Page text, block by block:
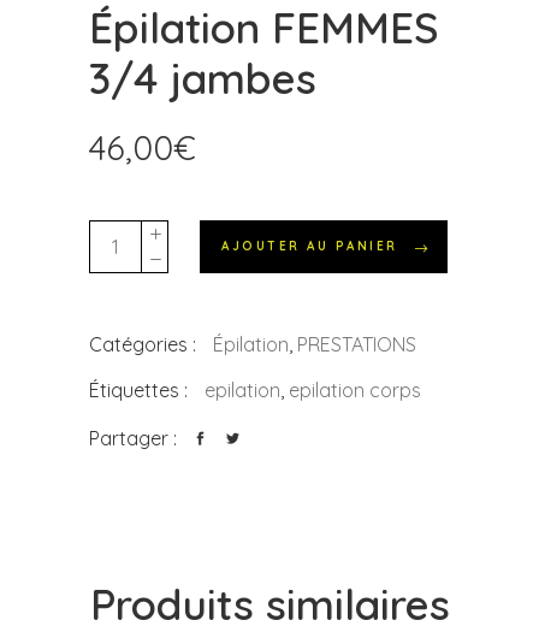
Épilation FEMMES
3/4 jambes
46,00€
Épilation
FEMMES
quantity
AJOUTER AU PANIER
Catégories : Épilation, PRESTATIONS
Étiquettes :
epilation, epilation corps
Partager :
Produits similaires